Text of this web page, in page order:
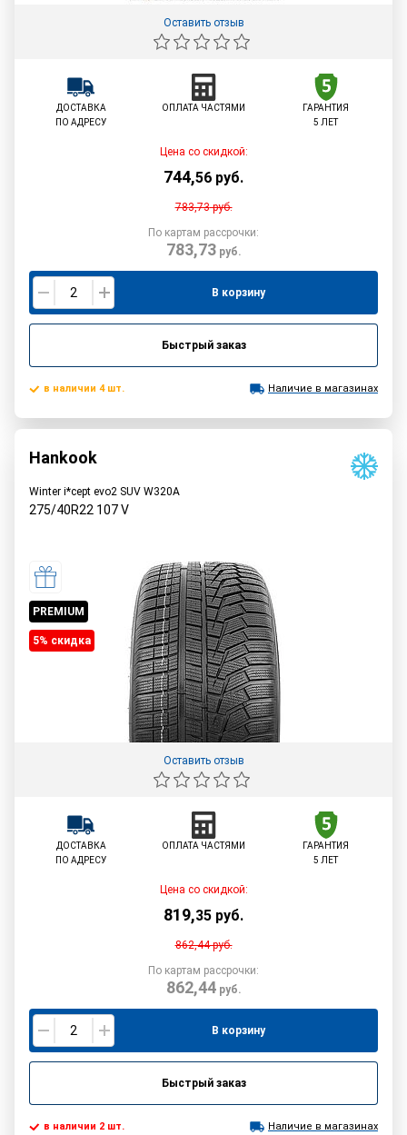
Оставить отзыв
ДОСТАВКА
ПО АДРЕСУ
ОПЛАТА ЧАСТЯМИ
ГАРАНТИЯ
5 ЛЕТ
Цена со скидкой:
744,56 руб.
783,73руб.
По картам рассрочки:
783,73руб.
В корзину
Быстрый заказ
в наличии 4 шт. Наличие в магазинах
Hankook
Winter i*cept evo2 SUV W320A
275/40R22 107V
PREMIUM
5% cкидка
Оставить отзыв
ДОСТАВКА
ПО АДРЕСУ
ОПЛАТА ЧАСТЯМИ
ГАРАНТИЯ
5 ЛЕТ
Цена со скидкой:
819,35 руб.
862,44руб.
По картам рассрочки:
862,44руб.
В корзину
Быстрый заказ
в наличии 2 шт. Наличие в магазинах